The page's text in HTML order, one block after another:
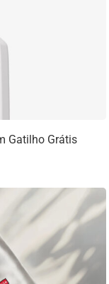
Gatilho Grátis